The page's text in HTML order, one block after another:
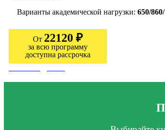
Варианты академической нагрузки: 650/
От 22120 ₽
за всю программу
доступна рассрочка